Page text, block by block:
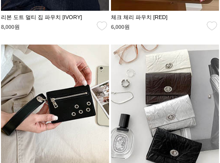
리본 도트 멀티 집 파우치 [IVORY]
8,000원
체크 체리 파우치 [RED]
6,000원